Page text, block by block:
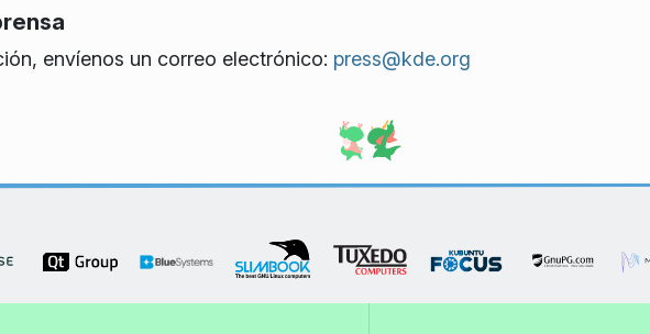
envíenos un correo electrónico: press@kde.org